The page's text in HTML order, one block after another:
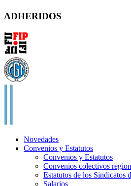
ADHERIDOS
Novedades
Convenios y Estatutos
Convenios y Estatutos
Convenios colectivos
Estatutos de los Sindicatos
Salarios